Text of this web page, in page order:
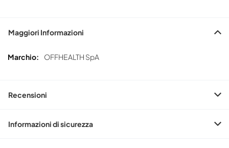
Maggiori Informazioni
Maggiori
OFFHEALTH SpA
Recensioni
Informazioni di sicurezza